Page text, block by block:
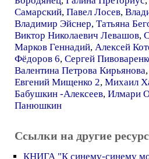
Самарский, Павел Лосев,
Владимир Эйснер, Татьяна
Виктор Николаевич Левашов,
Марков Геннадий, Алексей
Фёдоров 6, Сергей
Валентина Петрова Кирьянова,
Евгений Мищенко 2, Михаил
Бабушкин -Алексеев, Илмари
Панюшкин
Ссылки на другие
КНИГА "К синему-синему